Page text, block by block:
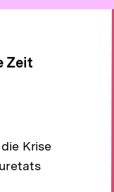
Zeit
Krise